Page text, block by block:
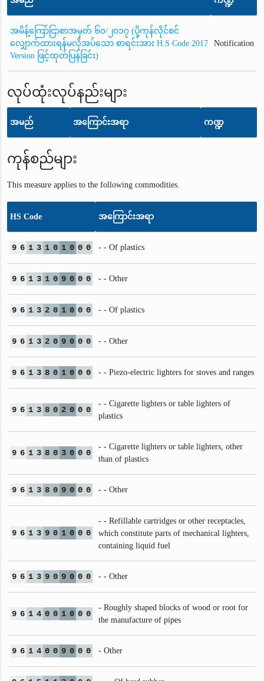
အမိန့်ကြော်ငြာစာအမှတ် ၆၀/၂၀၁၇ (ပို့ကုန်လိုင်စင်
လျှောက်ထားရန်မလိုအပ်သော စာရင်းအား H.S Code 2017
Version ဖြင့်ထုတ်ပြန်ခြင်း)
Notification
လုပ်ထုံးလုပ်နည်းများ
အမည် အကြောင်းအရာ ကဏ္ဍ
ကုန်စည်များ
This measure applies to the following commodities.
HS Code အကြောင်းအရာ
9 6 1 3 1 0 1 0 0 0 - - Of plastics
9 6 1 3 1 0 9 0 0 0 - - Other
9 6 1 3 2 0 1 0 0 0 - - Of plastics
9 6 1 3 2 0 9 0 0 0 - - Other
9 6 1 3 8 0 1 0 0 0 - - Piezo-electric lighters for stoves and ranges
9 6 1 3 8 0 2 0 0 0
- - Cigarette lighters or table lighters of
plastics
9 6 1 3 8 0 3 0 0 0
- - Cigarette lighters or table lighters, other
than of plastics
9 6 1 3 8 0 9 0 0 0 - - Other
9 6 1 3 9 0 1 0 0 0
- - Refillable cartridges or other receptacles,
which constitute parts of mechanical lighters,
containing liquid fuel
9 6 1 3 9 0 9 0 0 0 - - Other
9 6 1 4 0 0 1 0 0 0
- Roughly shaped blocks of wood or root for
the manufacture of pipes
9 6 1 4 0 0 9 0 0 0 - Other